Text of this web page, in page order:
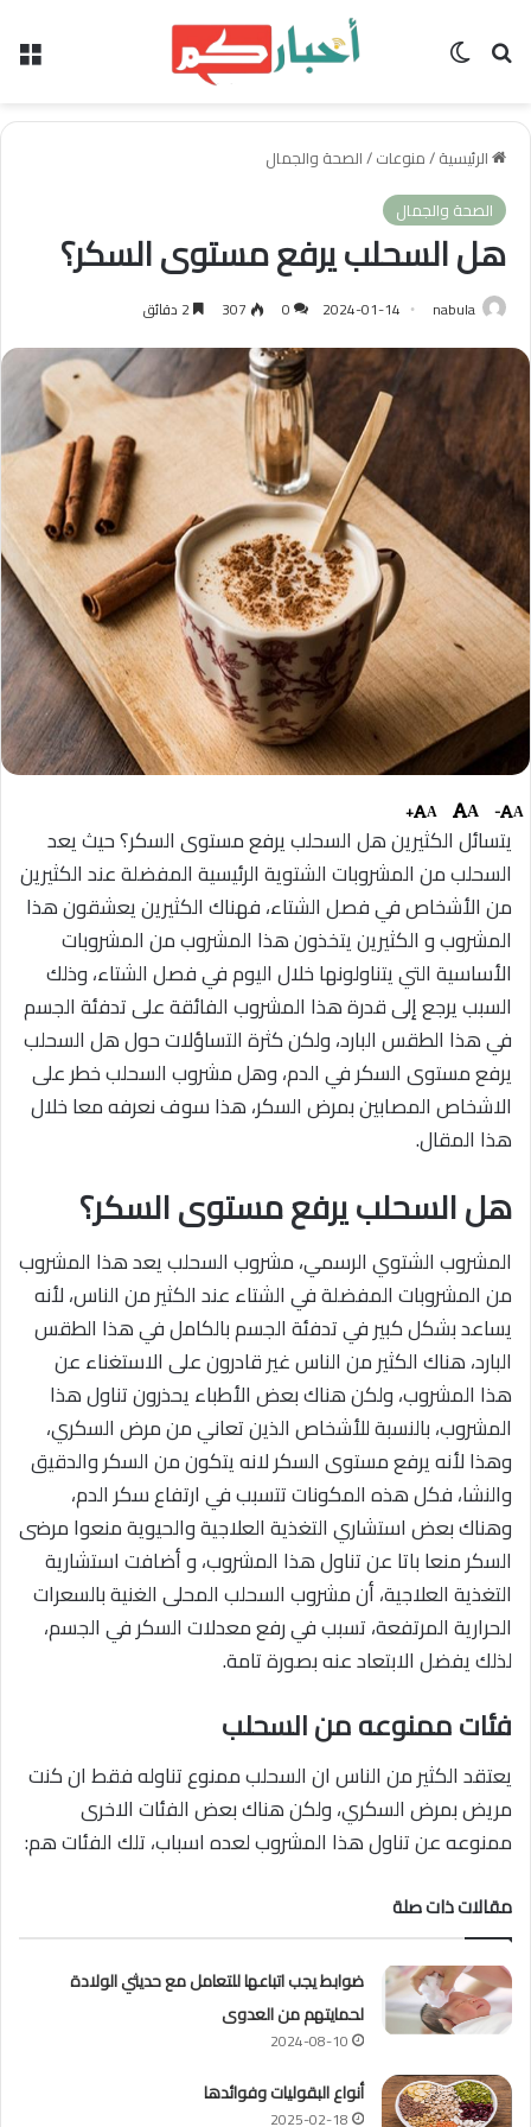
بحث عن الوضع المظلم
الرئيسية/منوعات/الصحة والجمال
الصحة والجمال
هل السحلب يرفع مستوى السكر؟
nabula
2024-01-14
0
307
A
-
A
A
+
يتسائل الكثيرين هل السحلب يرفع مستوى السكر؟ حيث يعد
السحلب من المشروبات الشتوية الرئيسية المفضلة عند الكثيرين
من الأشخاص في فصل الشتاء، فهناك الكثيرين يعشقون هذا
المشروب و الكثيرين يتخذون هذا المشروب من المشروبات
الأساسية التي يتناولونها خلال اليوم في فصل الشتاء، وذلك
السبب يرجع إلى قدرة هذا المشروب الفائقة على تدفئة الجسم
في هذا الطقس البارد، ولكن كثرة التساؤلات حول هل السحلب
يرفع مستوى السكر في الدم، وهل مشروب السحلب خطر على
الاشخاص المصابين بمرض السكر، هذا سوف نعرفه معا خلال
هذا المقال.
هل السحلب يرفع مستوى السكر؟
المشروب الشتوي الرسمي، مشروب السحلب يعد هذا المشروب
من المشروبات المفضلة في الشتاء عند الكثير من الناس، لأنه
يساعد بشكل كبير في تدفئة الجسم بالكامل في هذا الطقس
البارد، هناك الكثير من الناس غير قادرون على الاستغناء عن
هذا المشروب، ولكن هناك بعض الأطباء يحذرون تناول هذا
المشروب، بالنسبة للأشخاص الذين تعاني من مرض السكري،
وهذا لأنه يرفع مستوى السكر لانه يتكون من السكر والدقيق
والنشا، فكل هذه المكونات تتسبب في ارتفاع سكر الدم،
وهناك بعض استشاري التغذية العلاجية والحيوية منعوا مرضى
السكر منعا باتا عن تناول هذا المشروب، و أضافت استشارية
التغذية العلاجية، أن مشروب السحلب المحلى الغنية بالسعرات
الحرارية المرتفعة، تسبب في رفع معدلات السكر في الجسم،
لذلك يفضل الابتعاد عنه بصورة تامة.
فئات ممنوعه من السحلب
يعتقد الكثير من الناس ان السحلب ممنوع تناوله فقط ان كنت
مريض بمرض السكري، ولكن هناك بعض الفئات الاخرى
ممنوعه عن تناول هذا المشروب لعده اسباب، تلك الفئات هم:
مقالات ذات صلة
ضوابط يجب اتباعها للتعامل مع حديثي الولادة
لحمايتهم من العدوى
2024-08-10
أنواع البقوليات وفوائدها
2025-02-18